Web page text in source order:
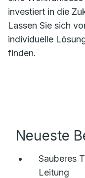
investiert in die
Lassen Sie sich
individuelle
finden.
Neueste
Sauberes
Leitung